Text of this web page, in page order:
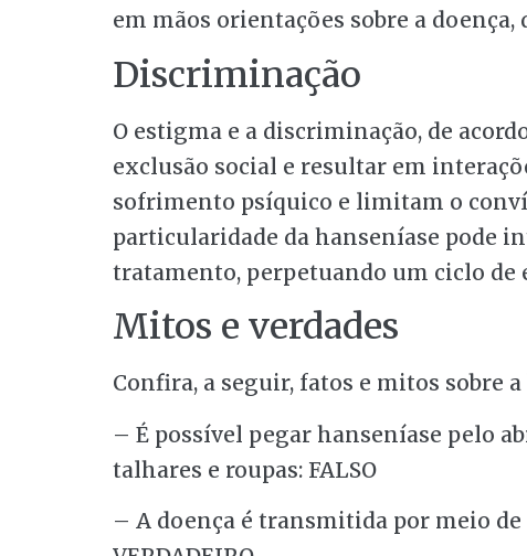
em mãos orientações sobre a
Discriminação
O estigma e a discriminação, de
exclusão social e resultar em
sofrimento psíquico e limitam o
particularidade da hanseníase pode
tratamento, perpetuando um ciclo de
Mitos e verdades
Confira, a seguir, fatos e mitos sobre
– É possível pegar hanseníase pelo
talhares e roupas: FALSO
– A doença é transmitida por meio